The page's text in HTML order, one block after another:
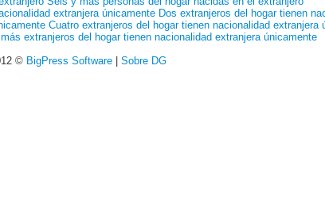
extranjera únicamente Dos extranjeros del hogar tienen
Cuatro extranjeros del hogar tienen nacionalidad extranjera
extranjeros del hogar tienen nacionalidad extranjera únicamente
© BigPress Software| Sobre DG